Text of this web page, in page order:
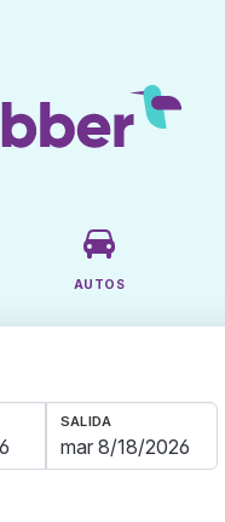
AUTOS
SALIDA